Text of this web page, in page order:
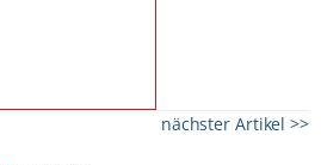
nächster Artikel >>